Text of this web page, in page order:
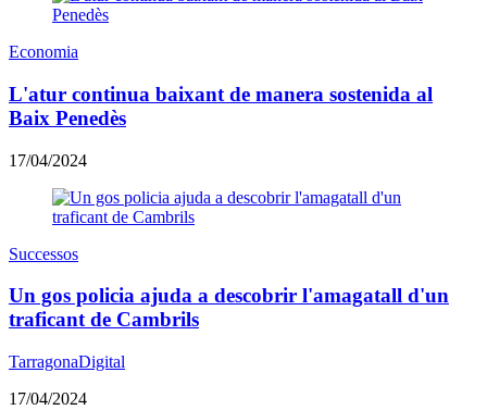
Economia
L'atur continua baixant de manera sostenida al
Baix Penedès
17/04/2024
Successos
Un gos policia ajuda a descobrir l'amagatall d'un
traficant de Cambrils
TarragonaDigital
17/04/2024